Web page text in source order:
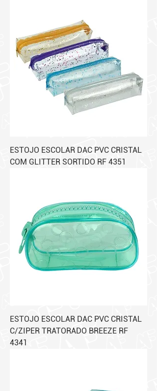
ESTOJO ESCOLAR DAC PVC CRISTAL
COM GLITTER SORTIDO RF 4351
ESTOJO ESCOLAR DAC PVC CRISTAL
C/ZIPER TRATORADO BREEZE RF
4341